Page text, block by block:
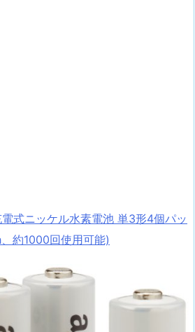
式ニッケル水素電池 単3形4個パッ
約1000回使用可能)